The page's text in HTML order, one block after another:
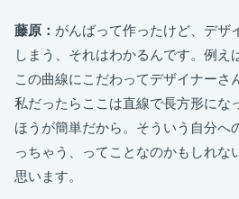
藤原： がんばって作ったけど、デザ
しまう、それはわかるんです。例え
この曲線にこだわってデザイナーさ
私だったらここは直線で長方形にな
ほうが簡単だから。そういう自分へ
っちゃう、ってことなのかもしれな
思います。